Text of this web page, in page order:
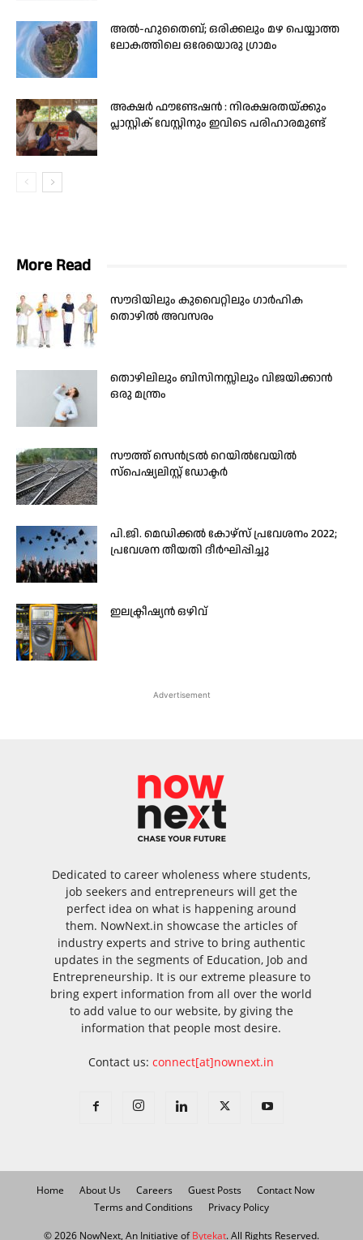
അൽ-ഹുതൈബ്; ഒരിക്കലും മഴ പെയ്യാത്ത
ലോകത്തിലെ ഒരേയൊരു ഗ്രാമം
അക്ഷർ ഫൗണ്ടേഷൻ : നിരക്ഷരതയ്ക്കും
പ്ലാസ്റ്റിക് വേസ്റ്റിനും ഇവിടെ പരിഹാരമുണ്ട്
More Read
സൗദിയിലും കുവൈറ്റിലും ഗാർഹിക
തൊഴിൽ അവസരം
തൊഴിലിലും ബിസിനസ്സിലും വിജയിക്കാന്‍
ഒരു മന്ത്രം
സൗത്ത് സെൻട്രൽ റെയിൽവേയിൽ
സ്പെഷ്യലിസ്റ്റ് ഡോക്ടർ
പി.ജി. മെഡിക്കൽ കോഴ്സ് പ്രവേശനം 2022;
പ്രവേശന തീയതി ദീർഘിപ്പിച്ചു
ഇലക്ട്രീഷ്യൻ ഒഴിവ്
Advertisement
Dedicated to career wholeness where students,
job seekers and entrepreneurs will get the
perfect idea on what is happening around
them. NowNext.in showcase the articles of
industry experts and strive to bring authentic
updates in the segments of Education, Job and
Entrepreneurship. It is our extreme pleasure to
bring expert information from all over the world
to add value to our website, by giving the
information that people most desire.
Contact us:connect[at]nownext.in
Home About Us Careers Guest Posts
Contact Now
Terms and Conditions
Privacy Policy
© 2026 NowNext, An Initiative ofBytekat. All Rights Reserved.